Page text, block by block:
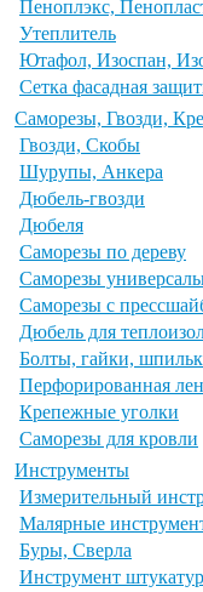
Пеноплэкс,
Утеплитель
Ютафол, Изоспан,
Сетка фасадная
Саморезы, Гвозди,
Гвозди, Скобы
Шурупы, Анкера
Дюбель-гвозди
Дюбеля
Саморезы по дереву
Саморезы
Саморезы с
Дюбель для
Болты, гайки,
Перфорированная
Крепежные уголки
Саморезы для кровли
Инструменты
Измерительный
Малярные
Буры, Сверла
Инструмент